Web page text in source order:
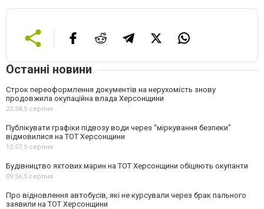
Останні новини
Строк переоформлення документів на нерухомість знову
продовжила окупаційна влада Херсонщини
22:58,5 серпня
Публікувати графіки підвозу води через “міркування безпеки”
відмовилися на ТОТ Херсонщини
12:57,5 серпня
Будівництво яхтових марин на ТОТ Херсонщини обіцяють окупанти
09:56,5 серпня
Про відновлення автобусів, які не курсували через брак пального
заявили на ТОТ Херсонщини